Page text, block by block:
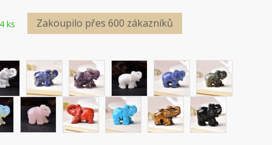
ks Zakoupilo přes 600 zákazníků